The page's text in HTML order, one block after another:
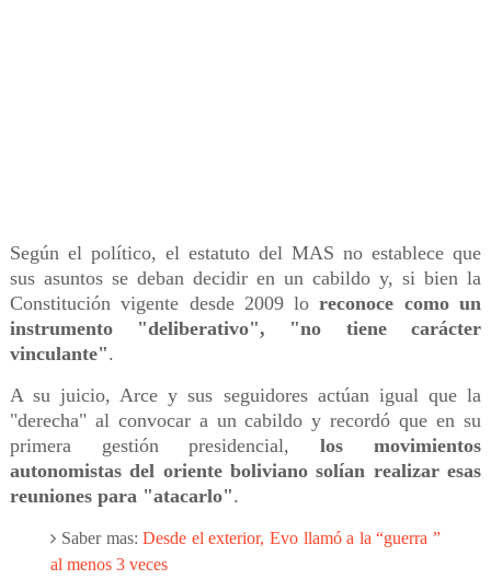
Según el político, el estatuto del MAS no establece que
sus asuntos se deban decidir en un cabildo y, si bien la
Constitución vigente desde 2009 loreconoce como un
instrumento "deliberativo", "no tiene carácter
vinculante".
A su juicio, Arce y sus seguidores actúan igual que la
"derecha" al convocar a un cabildo y recordó que en su
primera gestión presidencial,los movimientos
autonomistas del oriente boliviano solían realizar esas
reuniones para "atacarlo".
Saber mas:Desde el exterior, Evo llamó a la “guerra ”
al menos 3 veces